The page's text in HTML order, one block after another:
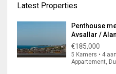
Latest Properties
Penthouse
Avsallar /
€185,000
5 Kamers • 4
Appartement,